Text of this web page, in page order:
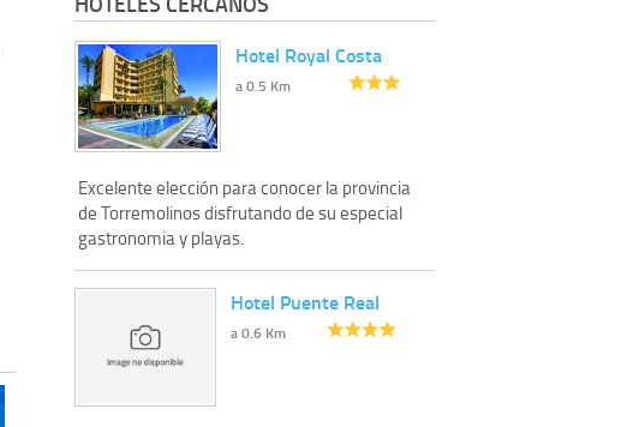
Hotel Royal Costa
a 0.5 Km
Excelente elección para conocer la provincia
de Torremolinos disfrutando de su especial
gastronomia y playas.
Hotel Puente Real
a 0.6 Km